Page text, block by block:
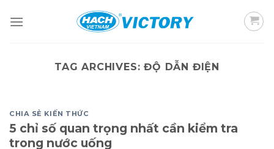
TAG ARCHIVES:ĐỘ DẪN ĐIỆN
CHIA SẺ KIẾN THỨC
5 chỉ số quan trọng nhất cần kiểm tra
trong nước uống